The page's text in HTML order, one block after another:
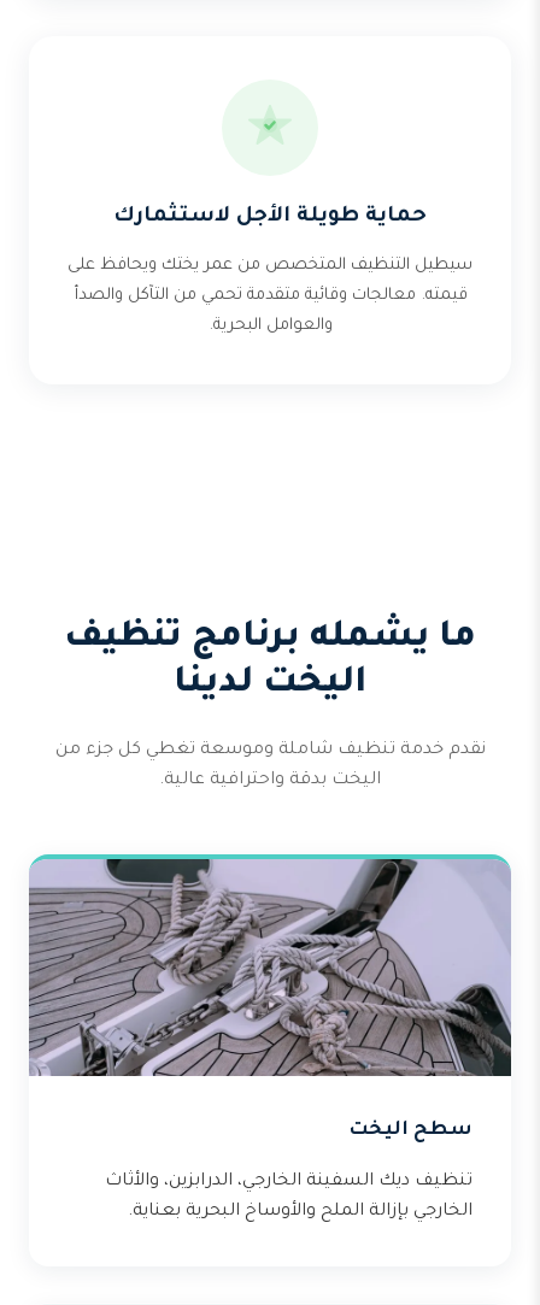
حماية طويلة الأجل لاستثمارك
سيطيل التنظيف المتخصص من عمر يختك ويحافظ على
قيمته. معالجات وقائية متقدمة تحمي من التآكل والصدأ
والعوامل البحرية.
ما يشمله برنامج تنظيف
اليخت لدينا
نقدم خدمة تنظيف شاملة وموسعة تغطي كل جزء من
اليخت بدقة واحترافية عالية.
سطح اليخت
تنظيف ديك السفينة الخارجي، الدرابزين، والأثاث
الخارجي بإزالة الملح والأوساخ البحرية بعناية.